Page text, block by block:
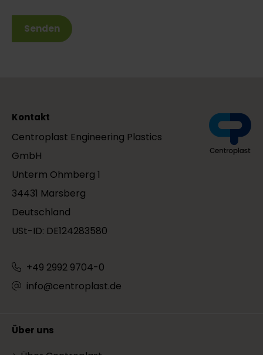
Kontakt
Centroplast Engineering Plastics
GmbH
Unterm Ohmberg 1
34431 Marsberg
Deutschland
USt-ID: DE124283580
+49 2992 9704-0
info@centroplast.de
Über uns